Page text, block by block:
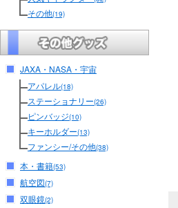
その他(19)
JAXA・NASA・宇宙
アパレル(18)
ステーショナリー(26)
ピンバッジ(10)
キーホルダー(13)
ファンシー/その他(38)
本・書籍(53)
航空図(7)
双眼鏡(2)